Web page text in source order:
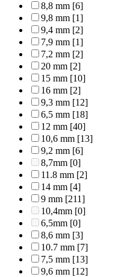
8,8 mm [6]
9,8 mm [1]
9,4 mm [2]
7,9 mm [1]
7,2 mm [2]
20 mm [2]
15 mm [10]
16 mm [2]
9,3 mm [12]
6,5 mm [18]
12 mm [40]
10,6 mm [13]
9,2 mm [6]
8,7mm [0]
11.8 mm [2]
14 mm [4]
9 mm [211]
10,4mm [0]
6,5mm [0]
8,6 mm [3]
10.7 mm [7]
7,5 mm [13]
9,6 mm [12]